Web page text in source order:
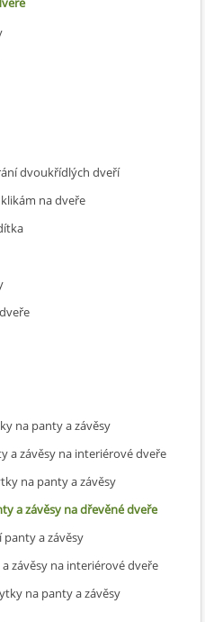
dvoukřídlých dveří
na dveře
na panty a závěsy
a závěsy na interiérové ​​dveře
na panty a závěsy
a závěsy na dřevěné dveře
panty a závěsy
závěsy na interiérové ​​dveře
na panty a závěsy